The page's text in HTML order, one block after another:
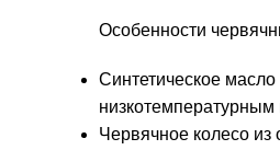
Особенности
Синтетическое
Червячное колесо из